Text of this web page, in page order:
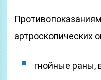
артроскопических
гнойные раны,